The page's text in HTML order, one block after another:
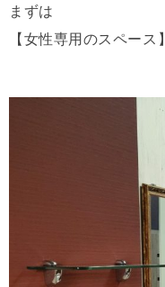
まずは
【女性専用のスペース】